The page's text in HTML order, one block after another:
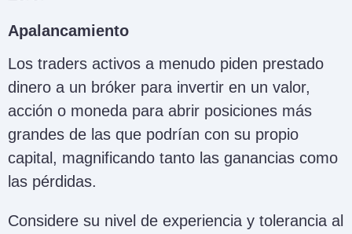
Apalancamiento
Los traders activos a menudo piden prestado
dinero a un bróker para invertir en un valor,
acción o moneda para abrir posiciones más
grandes de las que podrían con su propio
capital, magnificando tanto las ganancias como
las pérdidas.
Considere su nivel de experiencia y tolerancia al